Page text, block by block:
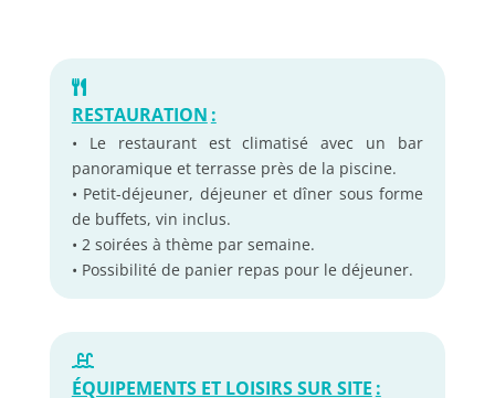
RESTAURATION :
• Le restaurant est climatisé avec un bar
panoramique et terrasse près de la piscine.
• Petit-déjeuner, déjeuner et dîner sous forme
de buffets, vin inclus.
• 2 soirées à thème par semaine.
• Possibilité de panier repas pour le déjeuner.
ÉQUIPEMENTS ET LOISIRS SUR SITE :